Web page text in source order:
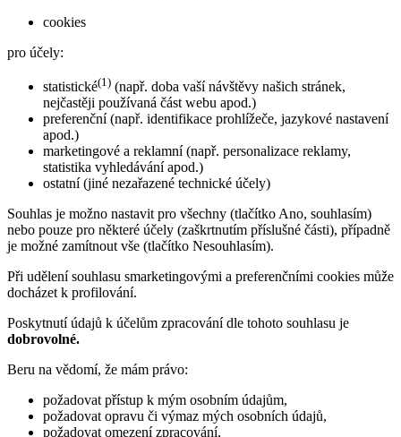
cookies
pro účely:
statistické(1) (např. doba vaší návštěvy našich stránek,
nejčastěji používaná část webu apod.)
preferenční (např. identifikace prohlížeče, jazykové nastavení
apod.)
marketingové a reklamní (např. personalizace reklamy,
statistika vyhledávání apod.)
ostatní (jiné nezařazené technické účely)
Souhlas je možno nastavit pro všechny (tlačítko Ano, souhlasím)
nebo pouze pro některé účely (zaškrtnutím příslušné části), případně
je možné zamítnout vše (tlačítko Nesouhlasím).
Při udělení souhlasu smarketingovými a preferenčními cookies může
docházet k profilování.
Poskytnutí údajů k účelům zpracování dle tohoto souhlasu je
dobrovolné.
Beru na vědomí, že mám právo:
požadovat přístup k mým osobním údajům,
požadovat opravu či výmaz mých osobních údajů,
požadovat omezení zpracování,